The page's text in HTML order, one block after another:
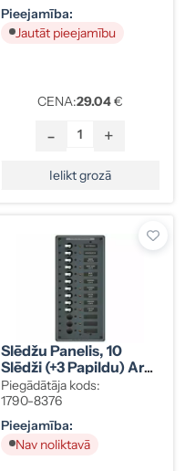
Pieejamība:
Jautāt pieejamību
CENA:29.04€
- +
Ielikt grozā
Slēdžu Panelis, 10
Slēdži (+3 Papildu) Ar
15A
Automātdrošinātāju,
12/24V, Kods 1790-
8376
Piegādātāja kods:
1790-8376
Pieejamība:
Nav noliktavā